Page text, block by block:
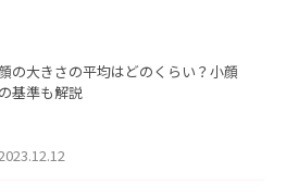
の大きさの平均はどのくらい？小顔
の基準も解説